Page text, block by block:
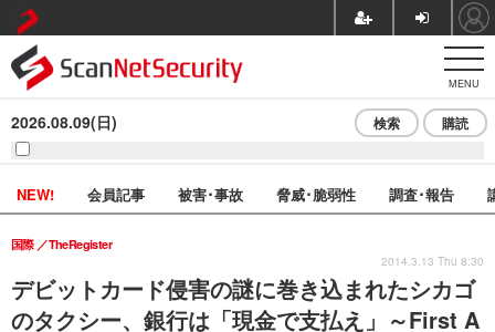
MENU
2026.08.09(日) 検索 購読
NEW! 会員記事 被害･事故 脅威･脆弱性 調査･報告
デビットカード侵害の謎に巻き込まれたシカゴ
のタクシー、銀行は「現金で支払え」～First A
国際 TheRegister
2014.3.13 Thu 8:30